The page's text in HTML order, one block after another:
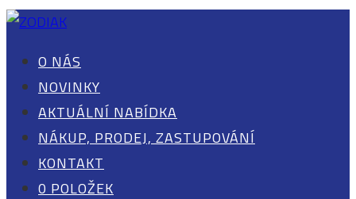
O NÁS
NOVINKY
AKTUÁLNÍ NABÍDKA
NÁKUP, PRODEJ, ZASTUPOVÁNÍ
KONTAKT
0 POLOŽEK